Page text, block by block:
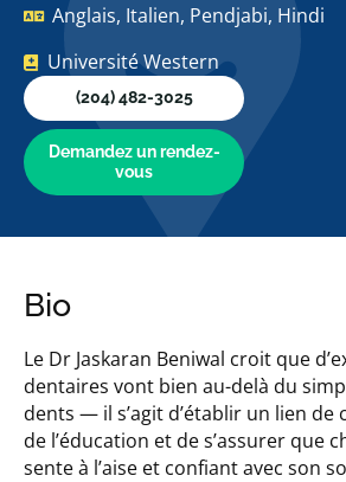
Anglais, Italien, Pendjabi, Hindi
Université Western
(204) 482-3025
Demandez un rendez-
vous
Bio
Le Dr Jaskaran Beniwal croit que
dentaires vont bien au-delà du
dents — il s’agit d’établir un lien de
de l’éducation et de s’assurer que
sente à l’aise et confiant avec son